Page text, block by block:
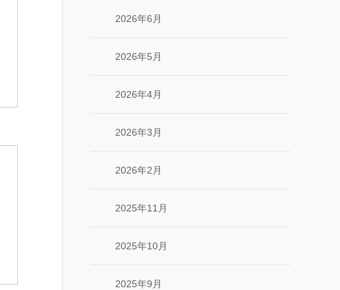
2026年6月
2026年5月
2026年4月
2026年3月
2026年2月
2025年11月
2025年10月
2025年9月